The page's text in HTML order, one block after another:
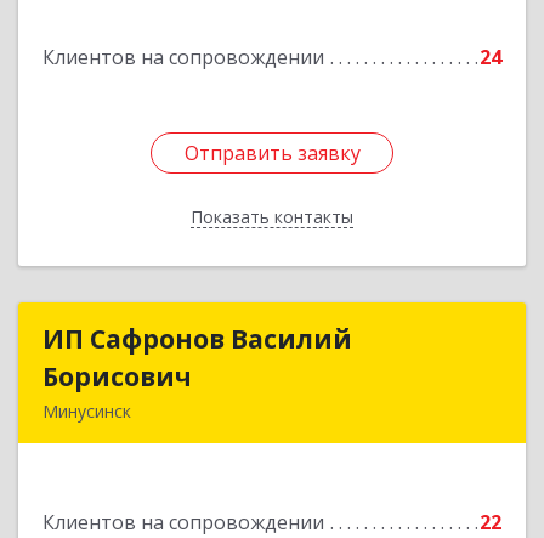
Клиентов на сопровождении 24
Отправить заявку
Показать контакты
Отправить заявку
Назад
ИП Сафронов Василий
Борисович
Минусинск
Клиентов на сопровождении 22
ИП Сафронов Василий
Подробнее